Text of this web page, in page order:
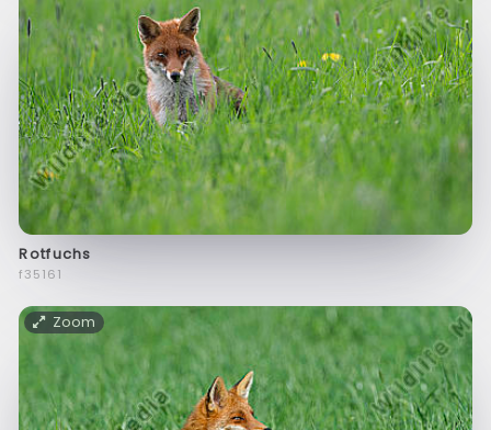
Rotfuchs
f35161
Zoom